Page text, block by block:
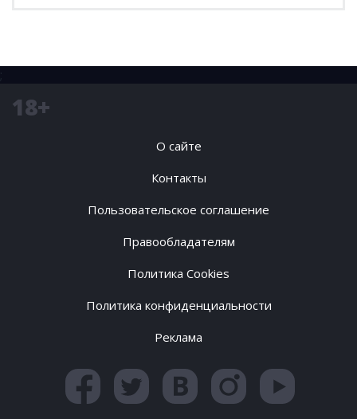
;
18+
О сайте
Контакты
Пользовательское соглашение
Правообладателям
Политика Cookies
Политика конфиденциальности
Реклама